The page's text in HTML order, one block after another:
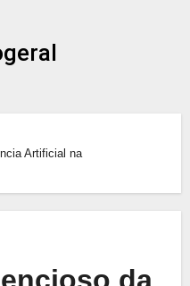
Artificial na